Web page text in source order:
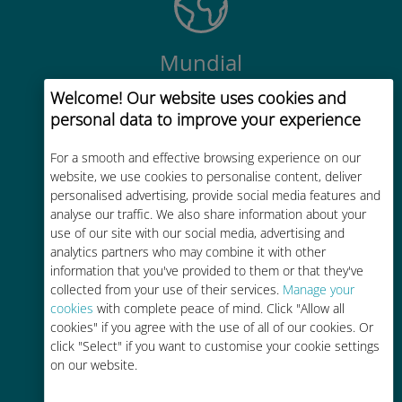
Welcome! Our website uses cookies and
personal data to improve your experience
For a smooth and effective browsing experience on our
website, we use cookies to personalise content, deliver
personalised advertising, provide social media features and
analyse our traffic. We also share information about your
use of our site with our social media, advertising and
analytics partners who may combine it with other
information that you've provided to them or that they've
collected from your use of their services. Manage your
cookies with complete peace of mind. Click "Allow all
cookies" if you agree with the use of all of our cookies. Or
click "Select" if you want to customise your cookie settings
on our website.
Mundial
Conectividad celular mundial de
alta calidad en más de 200
destinos
Rentable
Hasta un 90% más barato que los
costes de itinerancia con su
operador actual